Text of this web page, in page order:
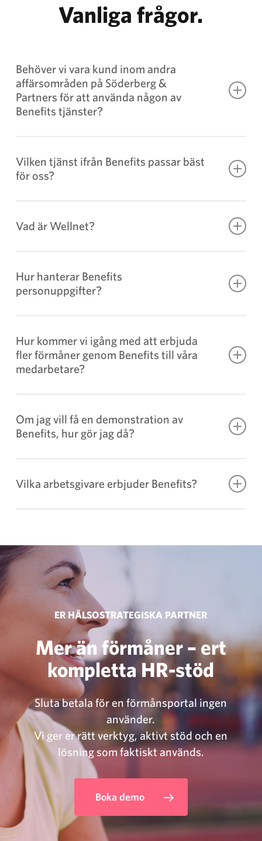
Vanliga frågor.
Behöver vi vara kund inom andra
affärsområden på Söderberg &
Partners för att använda någon av
Benefits tjänster?
även om ni inte redan är kunder till Söderberg
& Partners.
Vilken tjänst ifrån Benefits passar bäst
för oss?
anpassade efter olika kunder behov.
Klicka här
Vad är Wellnet?
aktörer inom friskvård och hälsa som nu ingår i
Söderberg & Partners erbjudande.
Hur hanterar Benefits
personuppgifter?
Söderberg & Partners hanterar
personuppgifter.
Hur kommer vi igång med att erbjuda
fler förmåner genom Benefits till våra
medarbetare?
Om jag vill få en demonstration av
Benefits, hur gör jag då?
Vilka arbetsgivare erbjuder Benefits?
ER HÄLSOSTRATEGISKA PARTNER
Mer än förmåner – ert
kompletta HR-stöd
Sluta betala för en förmånsportal ingen
använder.
Vi ger er rätt verktyg, aktivt stöd och en
lösning som faktiskt används.
Boka demo